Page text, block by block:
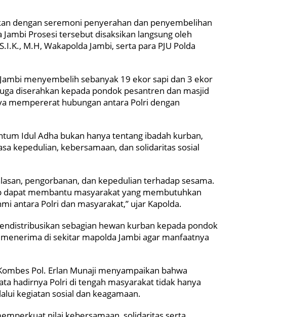
dengan seremoni penyerahan dan penyembelihan
Prosesi tersebut disaksikan langsung oleh
M.H, Wakapolda Jambi, serta para PJU Polda
menyembelih sebanyak 19 ekor sapi dan 3 ekor
diserahkan kepada pondok pesantren dan masjid
mempererat hubungan antara Polri dengan
Idul Adha bukan hanya tentang ibadah kurban,
kepedulian, kebersamaan, dan solidaritas sosial
pengorbanan, dan kepedulian terhadap sesama.
membantu masyarakat yang membutuhkan
antara Polri dan masyarakat,” ujar Kapolda.
sebagian hewan kurban kepada pondok
di sekitar mapolda Jambi agar manfaatnya
Pol. Erlan Munaji menyampaikan bahwa
hadirnya Polri di tengah masyarakat tidak hanya
kegiatan sosial dan keagamaan.